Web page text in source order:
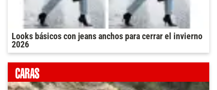
Looks básicos con jeans anchos para cerrar el invierno
2026